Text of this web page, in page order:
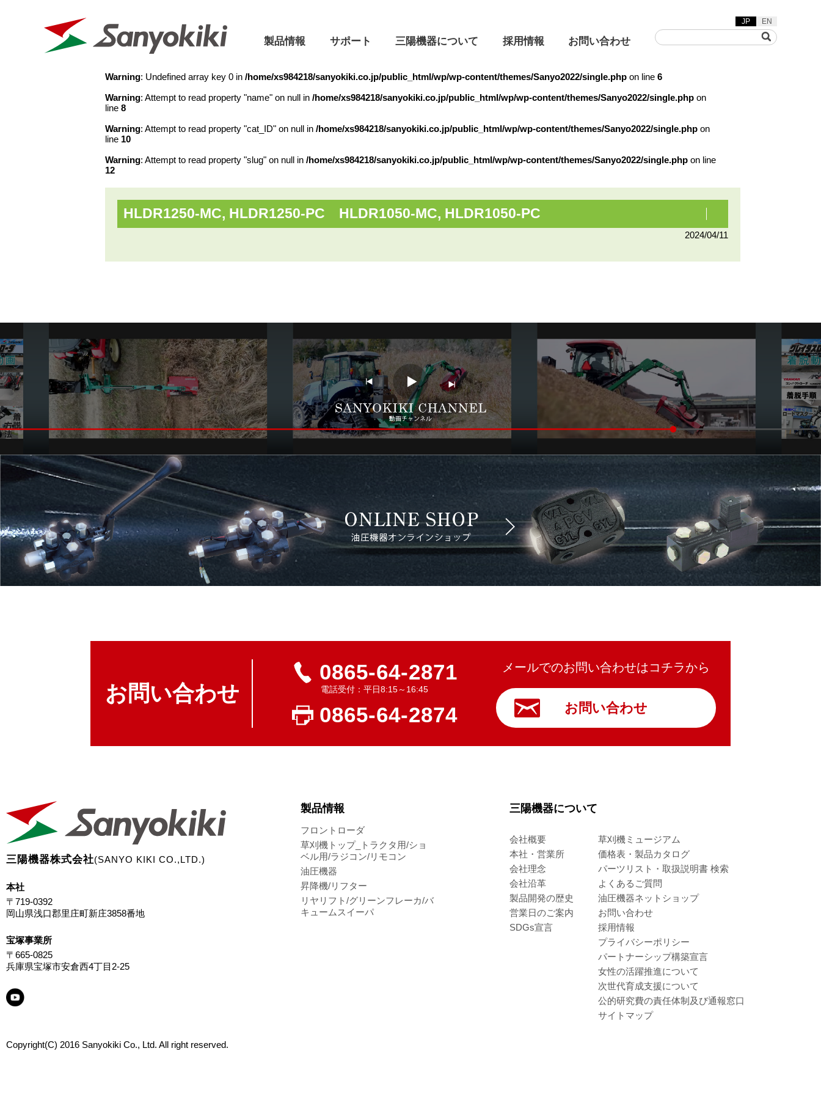
製品情報 サポート
カタログ
価格表
パーツリスト
フロントローダ
草刈機
三陽機器について
三陽機器について
会社沿革
製品開発の歴史
営業日のご案内
採用情報 お問い合わせ
JP EN
Warning: Undefined array key 0 in /home/xs984218/sanyokiki.co.jp/public_html/wp/wp-content/themes/Sanyo2022/single.php on line 6
Warning: Attempt to read property "name" on null in /home/xs984218/sanyokiki.co.jp/public_html/wp/wp-content/themes/Sanyo2022/single.php on
line 8
Warning: Attempt to read property "cat_ID" on null in /home/xs984218/sanyokiki.co.jp/public_html/wp/wp-content/themes/Sanyo2022/single.php on
line 10
Warning: Attempt to read property "slug" on null in /home/xs984218/sanyokiki.co.jp/public_html/wp/wp-content/themes/Sanyo2022/single.php on line
12
HLDR1250-MC, HLDR1250-PC HLDR1050-MC, HLDR1050-PC
2024/04/11
お問い合わせ
0865-64-2871
電話受付：平日8:15～16:45
0865-64-2874
メールでのお問い合わせはコチラから
お問い合わせ
三陽機器株式会社(SANYO KIKI CO.,LTD.)
本社
〒719-0392
岡山県浅口郡里庄町新庄3858番地
宝塚事業所
〒665-0825
兵庫県宝塚市安倉西4丁目2-25
製品情報
フロントローダ
草刈機トップ_トラクタ用/ショ
ベル用/ラジコン/リモコン
油圧機器
昇降機/リフター
リヤリフト/グリーンフレーカ/バ
キュームスイーパ
三陽機器について
会社概要
本社・営業所
会社理念
会社沿革
製品開発の歴史
営業日のご案内
SDGs宣言
草刈機ミュージアム
価格表・製品カタログ
パーツリスト・取扱説明書 検索
よくあるご質問
油圧機器ネットショップ
お問い合わせ
採用情報
プライバシーポリシー
パートナーシップ構築宣言
女性の活躍推進について
次世代育成支援について
公的研究費の責任体制及び通報窓口
サイトマップ
Copyright(C) 2016 Sanyokiki Co., Ltd. All right reserved.